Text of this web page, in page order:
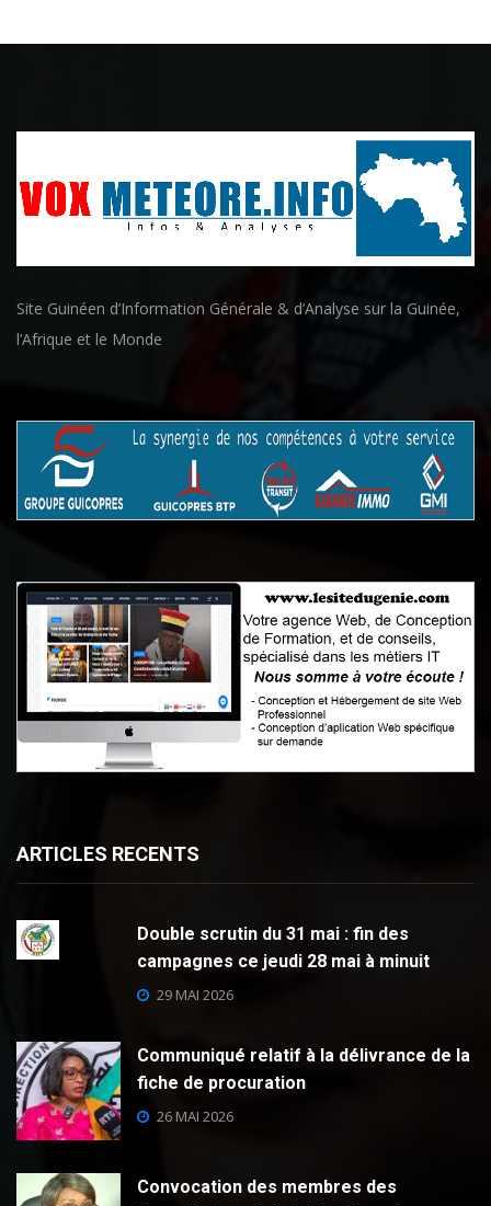
Site Guinéen d’Information Générale & d’Analyse sur la Guinée,
l’Afrique et le Monde
ARTICLES RECENTS
Double scrutin du 31 mai : fin des
campagnes ce jeudi 28 mai à minuit
29 MAI 2026
Communiqué relatif à la délivrance de la
fiche de procuration
26 MAI 2026
Convocation des membres des